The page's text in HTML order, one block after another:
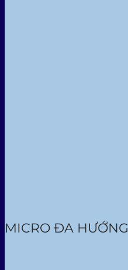
MICRO ĐA HƯỚNG